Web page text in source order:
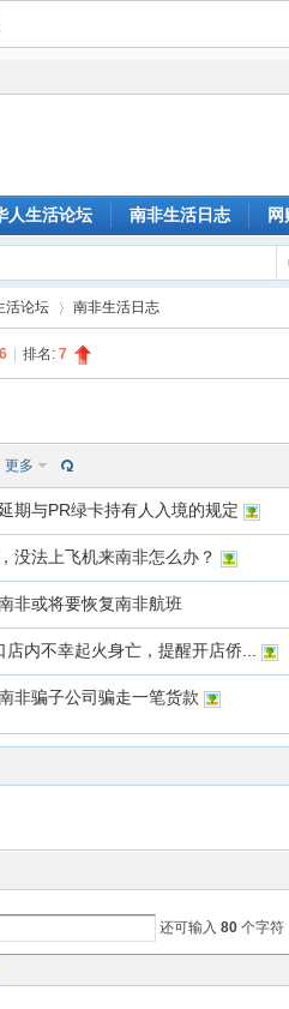
人生活论坛 南非生活日志 网
活论坛 南非生活日志
排名: 7
更多
期与PR绿卡持有人入境的规定
没法上飞机来南非怎么办？
非或将要恢复南非航班
内不幸起火身亡，提醒开店侨...
非骗子公司骗走一笔货款
还可输入 80个字符